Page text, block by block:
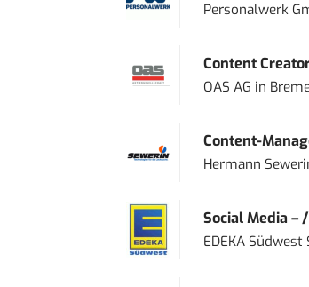
Personalwerk
Content
OAS AG in
Content-
Hermann
Social Media –
EDEKA Südwest